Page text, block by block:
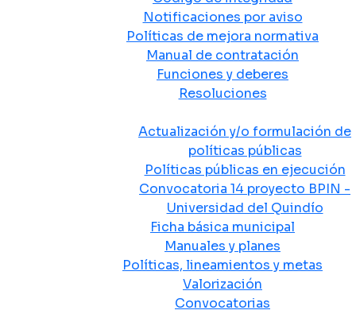
Notificaciones por aviso
Políticas de mejora normativa
Manual de contratación
Funciones y deberes
Resoluciones
Actualización y/o formulación de
políticas públicas
Políticas públicas en ejecución
Convocatoria 14 proyecto BPIN -
Universidad del Quindío
Ficha básica municipal
Manuales y planes
Políticas, lineamientos y metas
Valorización
Convocatorias